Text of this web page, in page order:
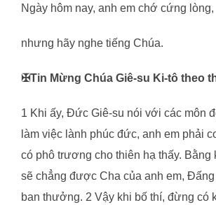
Ngày hôm nay, anh em chớ cứng lòng,
nhưng hãy nghe tiếng Chúa.
✠Tin Mừng Chúa Giê-su Ki-tô theo
1 Khi ấy, Đức Giê-su nói với các môn
làm việc lành phúc đức, anh em phải
có phô trương cho thiên hạ thấy. Bằng
sẽ chẳng được Cha của anh em,
ban thưởng. 2 Vậy khi bố thí, đừng có